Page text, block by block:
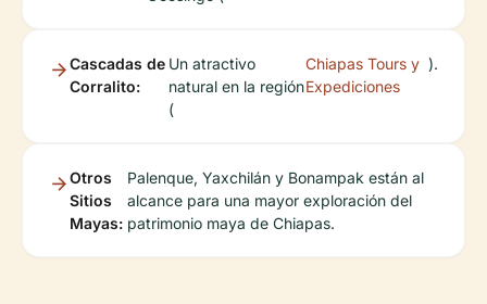
Cascadas de
Corralito:
Un atractivo
natural en la región
(
Chiapas Tours y
Expediciones
).
Otros
Sitios
Mayas:
Palenque, Yaxchilán y Bonampak están al
alcance para una mayor exploración del
patrimonio maya de Chiapas.